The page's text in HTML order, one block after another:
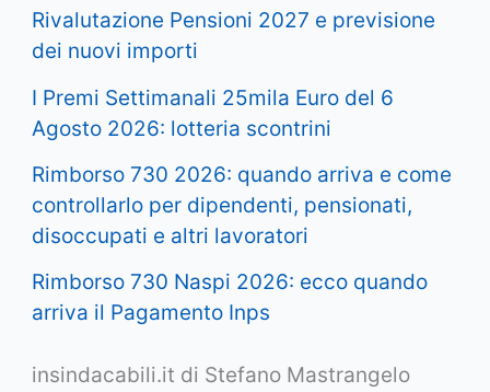
Rivalutazione Pensioni 2027 e previsione
dei nuovi importi
I Premi Settimanali 25mila Euro del 6
Agosto 2026: lotteria scontrini
Rimborso 730 2026: quando arriva e come
controllarlo per dipendenti, pensionati,
disoccupati e altri lavoratori
Rimborso 730 Naspi 2026: ecco quando
arriva il Pagamento Inps
insindacabili.it di Stefano Mastrangelo